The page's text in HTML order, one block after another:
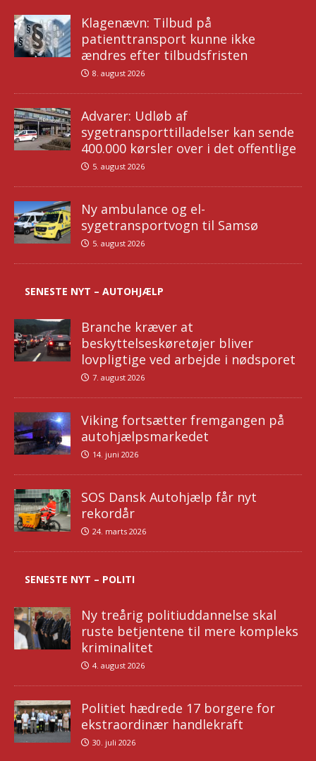
Klagenævn: Tilbud på
patienttransport kunne ikke
ændres efter tilbudsfristen
8. august 2026
Advarer: Udløb af
sygetransporttilladelser kan sende
400.000 kørsler over i det offentlige
5. august 2026
Ny ambulance og el-
sygetransportvogn til Samsø
5. august 2026
SENESTE NYT – AUTOHJÆLP
Branche kræver at
beskyttelseskøretøjer bliver
lovpligtige ved arbejde i nødsporet
7. august 2026
Viking fortsætter fremgangen på
autohjælpsmarkedet
14. juni 2026
SOS Dansk Autohjælp får nyt
rekordår
24. marts 2026
SENESTE NYT – POLITI
Ny treårig politiuddannelse skal
ruste betjentene til mere kompleks
kriminalitet
4. august 2026
Politiet hædrede 17 borgere for
ekstraordinær handlekraft
30. juli 2026